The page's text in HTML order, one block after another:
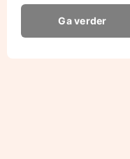
Ga verder